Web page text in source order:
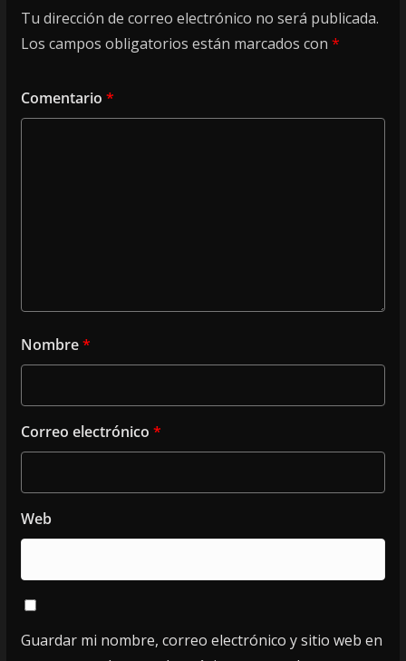
Tu dirección de correo electrónico no será publicada.
Los campos obligatorios están marcados con *
Comentario *
Nombre*
Correo electrónico *
Web
Guardar mi nombre, correo electrónico y sitio web en